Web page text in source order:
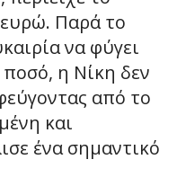
Παρά το
να φύγει
η Νίκη δεν
από το
και
ένα σημαντικό